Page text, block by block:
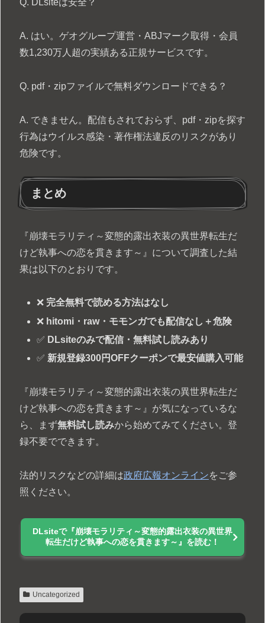
Q. DLsiteは安全？
A. はい。ゲオグループ運営・ABJマーク取得・会員
数1,230万人超の実績ある正規サービスです。
Q. pdf・zipファイルで無料ダウンロードできる？
A. できません。配信もされておらず、pdf・zipを探す
行為はウイルス感染・著作権法違反のリスクがあり
危険です。
まとめ
『崩壊モラリティ～変態的露出衣装の異世界転生だ
けど執事への恋を貫きます～』について調査した結
果は以下のとおりです。
❌ 完全無料で読める方法はなし
❌ hitomi・raw・モモンガでも配信なし＋危険
✅ DLsiteのみで配信・無料試し読みあり
✅ 新規登録300円OFFクーポンで最安値購入可能
『崩壊モラリティ～変態的露出衣装の異世界転生だ
けど執事への恋を貫きます～』が気になっているな
ら、まず無料試し読みから始めてみてください。登
録不要でできます。
法的リスクなどの詳細は政府広報オンラインをご参
照ください。
DLsiteで『崩壊モラリティ～変態的露出衣装の異世界
転生だけど執事への恋を貫きます～』を読む！
Uncategorized